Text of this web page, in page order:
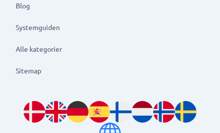
Blog
Systemguiden
Alle kategorier
Sitemap